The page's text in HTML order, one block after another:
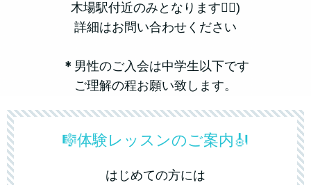
木場駅付近のみとなります🙇‍♀️)
詳細はお問い合わせください
＊ 男性のご入会は中学生以下です
ご理解の程お願い致します。
🎼体験レッスンのご案内🎻
はじめての方には